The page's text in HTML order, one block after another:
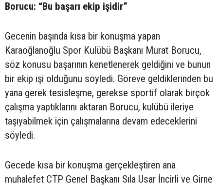
Borucu: “Bu başarı ekip işidir”
Gecenin başında kısa bir konuşma yapan
Karaoğlanoğlu Spor Kulübü Başkanı Murat Borucu,
söz konusu başarının kenetlenerek geldiğini ve bunun
bir ekip işi olduğunu söyledi. Göreve geldiklerinden bu
yana gerek tesisleşme, gerekse sportif olarak birçok
çalışma yaptıklarını aktaran Borucu, kulübü ileriye
taşıyabilmek için çalışmalarına devam edeceklerini
söyledi.
Gecede kısa bir konuşma gerçekleştiren ana
muhalefet CTP Genel Başkanı Sıla Usar İncirli ve Girne